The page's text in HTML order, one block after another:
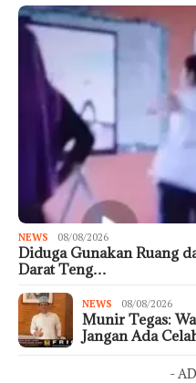
NEWS 08/08/2026
Diduga Gunakan Ruang
Darat Teng…
NEWS 08/08/2026
Munir Tegas:
Jangan Ada
-